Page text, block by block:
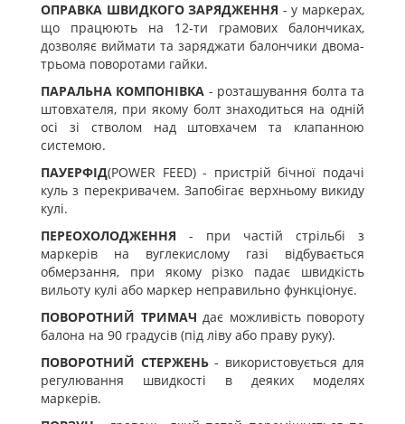
ОПРАВКА ШВИДКОГО ЗАРЯДЖЕННЯ - у маркерах,
що працюють на 12-ти грамових балончиках,
дозволяє виймати та заряджати балончики двома-
трьома поворотами гайки.
ПАРАЛЬНА КОМПОНІВКА - розташування болта та
штовхателя, при якому болт знаходиться на одній
осі зі стволом над штовхачем та клапанною
системою.
ПАУЕРФІД(POWER FEED) - пристрій бічної подачі
куль з перекривачем. Запобігає верхньому викиду
кулі.
ПЕРЕОХОЛОДЖЕННЯ - при частій стрільбі з
маркерів на вуглекислому газі відбувається
обмерзання, при якому різко падає швидкість
вильоту кулі або маркер неправильно функціонує.
ПОВОРОТНИЙ ТРИМАЧ дає можливість повороту
балона на 90 градусів (під ліву або праву руку).
ПОВОРОТНИЙ СТЕРЖЕНЬ- використовується для
регулювання швидкості в деяких моделях
маркерів.